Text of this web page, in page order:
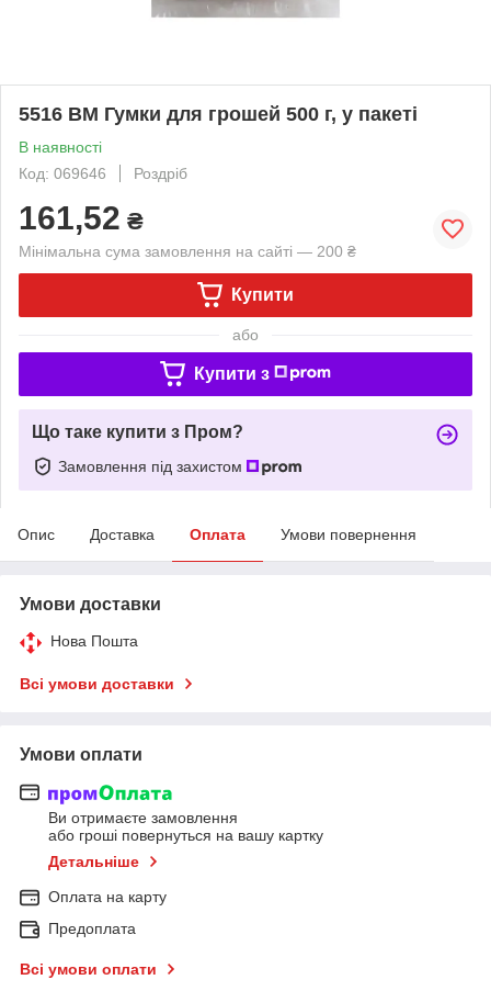
5516 ВМ Гумки для грошей 500 г, у пакеті
В наявності
Код: 069646
Роздріб
161,52 ₴
Мінімальна сума замовлення на сайті — 200 ₴
Купити
або
Купити з
Що таке купити з Пром?
Замовлення під захистом
Опис Доставка Оплата Умови повернення
Умови доставки
Нова Пошта
Всі умови доставки
Умови оплати
Ви отримаєте замовлення
або гроші повернуться на вашу картку
Детальніше
Оплата на карту
Предоплата
Всі умови оплати